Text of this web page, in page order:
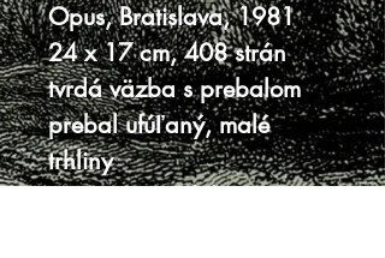
Opus, Bratislava, 1981
24 x 17 cm, 408 strán
tvrdá väzba s prebalom
prebal ufúľaný, malé
trhliny
vnútro veľmi dobrý stav